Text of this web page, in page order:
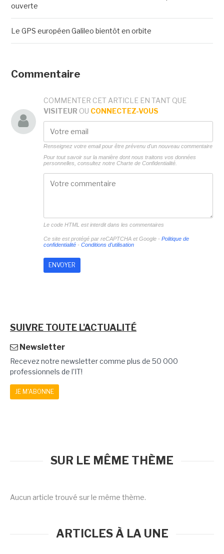
ouverte
Le GPS européen Galileo bientôt en orbite
Commentaire
COMMENTER CET ARTICLE EN TANT QUE
VISITEUR OU CONNECTEZ-VOUS
Renseignez votre email pour être prévenu d'un nouveau commentaire
Pour tout savoir sur la manière dont nous traitons vos données
personnelles, consultez notre Charte de Confidentialité.
Le code HTML est interdit dans les commentaires
Ce site est protégé par reCAPTCHA et Google - Politique de
confidentialité- Conditions d'utilisation
SUIVRE TOUTE L'ACTUALITÉ
Newsletter
Recevez notre newsletter comme plus de 50 000
professionnels de l'IT!
JE M'ABONNE
SUR LE MÊME THÈME
Aucun article trouvé sur le même thème.
ARTICLES À LA UNE